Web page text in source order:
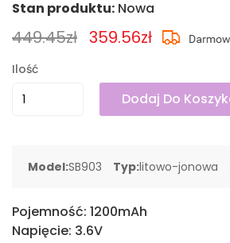
Stan produktu: Nowa
449.45zł 359.56zł
Ilość
Dodaj Do
Model:SB903 Typ:litowo-jonowa
Pojemność: 1200mAh
Napięcie: 3.6V